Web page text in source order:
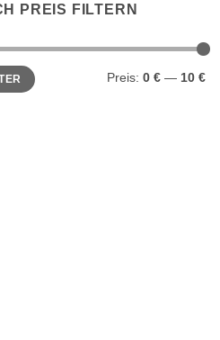
PREIS FILTERN
Preis: 0 €— 10 €